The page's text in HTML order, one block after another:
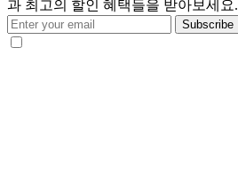
과 최고의 할인 혜택들을 받아보세요.
Subscribe